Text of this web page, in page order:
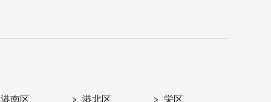
港南区 港北区 栄区